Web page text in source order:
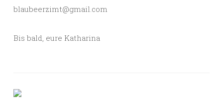
blaubeerzimt@gmail.com
Bis bald, eure Katharina